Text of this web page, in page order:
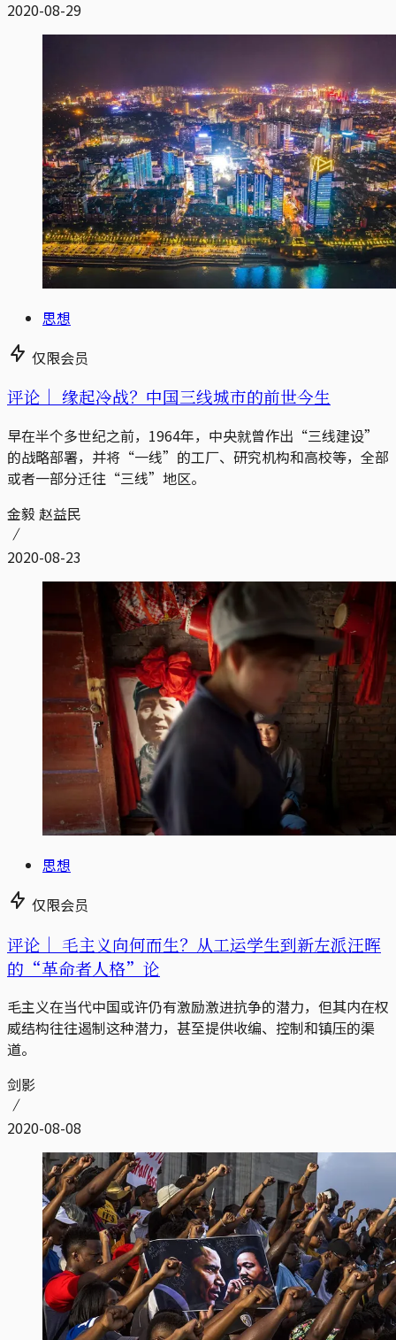
2020-08-29
思想
仅限会员
评论｜ 缘起冷战？中国三线城市的前世今生
早在半个多世纪之前，1964年，中央就曾作出“三线建设”
的战略部署，并将“一线”的工厂、研究机构和高校等，全部
或者一部分迁往“三线”地区。
金毅 赵益民
2020-08-23
思想
仅限会员
评论｜ 毛主义向何而生？从工运学生到新左派汪晖
的“革命者人格”论
毛主义在当代中国或许仍有激励激进抗争的潜力，但其内在权
威结构往往遏制这种潜力，甚至提供收编、控制和镇压的渠
道。
剑影
2020-08-08